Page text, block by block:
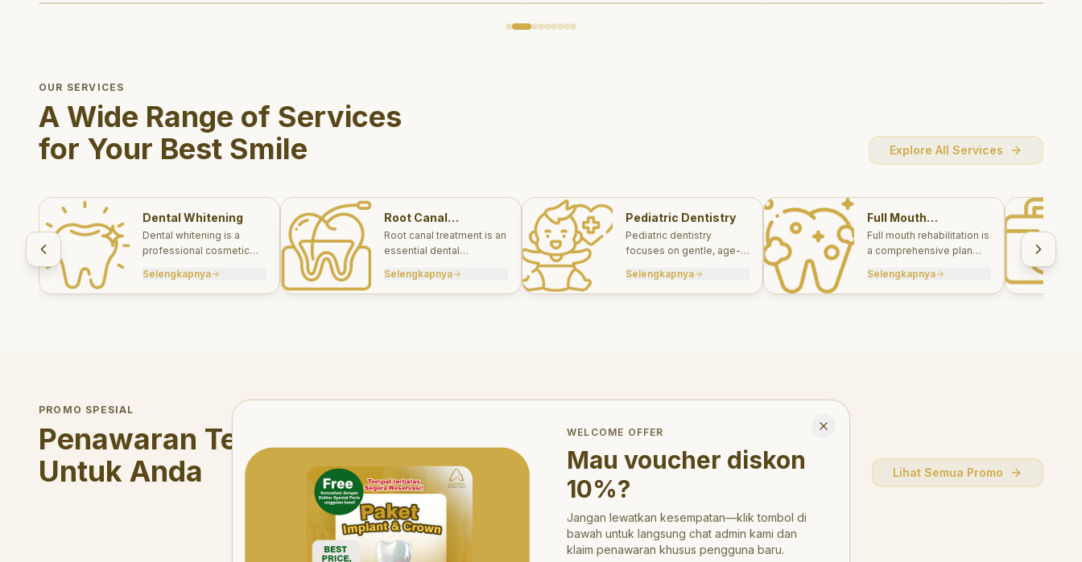
OUR SERVICES
A Wide Range of Services
for Your Best Smile
Explore All Services
Dental Whitening
Dental whitening is a
professional cosmetic
brighten your smile safely
and effectively.
Selengkapnya
Root Canal
Treatments
Root canal treatment is an
essential dental
save a tooth that has
been severely damaged
Selengkapnya
Pediatric Dentistry
Pediatric dentistry
focuses on gentle, age-
for infants, children, and
teens.
Selengkapnya
Full Mouth
Rehabilitations
Full mouth rehabilitation is
a comprehensive plan
aesthetic treatments to
rebuild function, comfort,
Selengkapnya
PROMO SPESIAL
Penawaran Terbatas
Untuk Anda
Lihat Semua Promo
Welcome Offer
WELCOME OFFER
Mau voucher diskon
10%?
Jangan lewatkan kesempatan—klik tombol di
bawah untuk langsung chat admin kami dan
klaim penawaran khusus pengguna baru.
Close